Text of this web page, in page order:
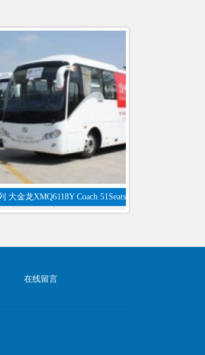
大金龙XMQ6118Y Coach 51Seats
在线留言